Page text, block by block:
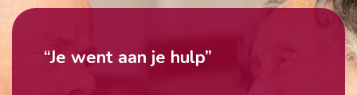
“Je went aan je hulp”